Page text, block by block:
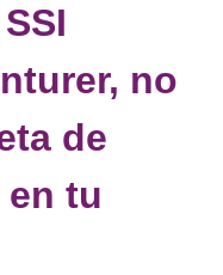
no
de
tu